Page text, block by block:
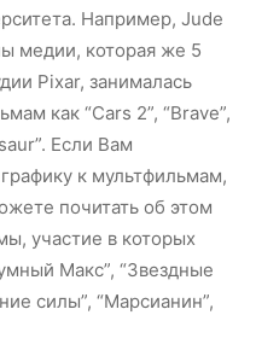
Например, Jude
медии, которая же 5
Pixar, занималась
как “Cars 2”, “Brave”,
Если Вам
к мультфильмам,
почитать об этом
участие в которых
Макс”, “Звездные
силы”, “Марсианин”,